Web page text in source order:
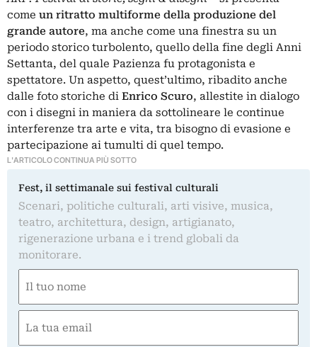
come un ritratto multiforme della produzione del
grande autore, ma anche come una finestra su un
periodo storico turbolento, quello della fine degli Anni
Settanta, del quale Pazienza fu protagonista e
spettatore. Un aspetto, quest’ultimo, ribadito anche
dalle foto storiche di Enrico Scuro, allestite in dialogo
con i disegni in maniera da sottolineare le continue
interferenze tra arte e vita, tra bisogno di evasione e
partecipazione ai tumulti di quel tempo.
L'ARTICOLO CONTINUA PIÙ SOTTO
Fest, il settimanale sui festival culturali
Scenari, politiche culturali, arti visive, musica,
teatro, architettura, design, artigianato,
rigenerazione urbana e i trend globali da
monitorare.
(Obbligatorio)
Nome
(Obbligatorio)